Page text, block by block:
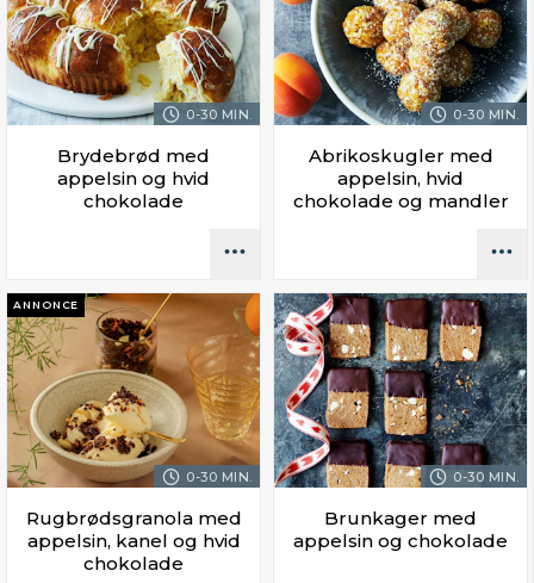
0-30 MIN.
Brydebrød med
appelsin og hvid
chokolade
0-30 MIN.
Abrikoskugler med
appelsin, hvid
chokolade og mandler
0-30 MIN.
ANNONCE
Rugbrødsgranola med
appelsin, kanel og hvid
chokolade
0-30 MIN.
Brunkager med
appelsin og chokolade